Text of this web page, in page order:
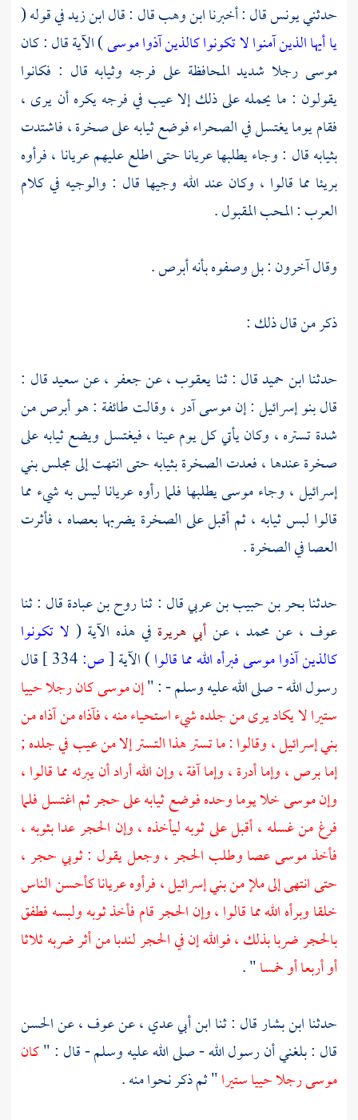
حدثنييونسقال : أخبرناابن وهبقال : قالابن زيدفي قوله (
يا أيها الذين آمنوا لا تكونوا كالذين آذوا موسى) الآية قال : كان
موسى رجلا شديد المحافظة على فرجه وثيابه قال : فكانوا
يقولون : ما يحمله على ذلك إلا عيب في فرجه يكره أن يرى ،
فقام يوما يغتسل في الصحراء فوضع ثيابه على صخرة ، فاشتدت
بثيابه قال : وجاء يطلبها عريانا حتى اطلع عليهم عريانا ، فرأوه
بريئا مما قالوا ، وكان عند الله وجيها قال : والوجيه في كلام
العرب : المحب المقبول .
وقال آخرون : بل وصفوه بأنه أبرص .
ذكر من قال ذلك :
حدثناابن حميدقال : ثنايعقوب ،عنجعفر ،عن سعيد قال :
قالبنو إسرائيل: إنموسىآدر ، وقالت طائفة : هو أبرص من
شدة تستره ، وكان يأتي كل يوم عينا ، فيغتسل ويضع ثيابه على
صخرة عندها ، فعدت الصخرة بثيابه حتى انتهت إلى مجلسبني
إسرائيل، وجاءموسىيطلبها فلما رأوه عريانا ليس به شيء مما
قالوا لبس ثيابه ، ثم أقبل على الصخرة يضربها بعصاه ، فأثرت
العصا في الصخرة .
حدثنابحر بن حبيب بن عربيقال : ثناروح بن عبادةقال : ثنا
عوف ، عن محمد ،عنأبي هريرة في هذه الآية ( لا تكونوا
كالذين آذوا موسى فبرأه الله مما قالوا) الآية[ص:
قال
رسول الله - صلى الله عليه وسلم - : "إنموسىكان رجلا حييا
ستيرا لا يكاد يرى من جلده شيء استحياء منه ، فآذاه من آذاه من
بني إسرائيل ، وقالوا : ما تستر هذا التستر إلا من عيب في جلده ;
إما برص ، وإما أدرة ، وإما آفة ، وإن الله أراد أن يبرئه مما قالوا ،
وإنموسىخلا يوما وحده فوضع ثيابه على حجر ثم اغتسل فلما
فرغ من غسله ، أقبل على ثوبه ليأخذه ، وإن الحجر عدا بثوبه ،
فأخذموسىعصا وطلب الحجر ، وجعل يقول : ثوبي حجر ،
حتى انتهى إلى ملإ من بني إسرائيل ، فرأوه عريانا كأحسن الناس
خلقا وبرأه الله مما قالوا ، وإن الحجر قام فأخذ ثوبه ولبسه فطفق
بالحجر ضربا بذلك ، فوالله إن في الحجر لندبا من أثر ضربه ثلاثا
أو أربعا أو خمسا" .
حدثناابن بشارقال : ثناابن أبي عدي ،عنعوف ،عنالحسن
قال : بلغني أن رسول الله - صلى الله عليه وسلم - قال : "كان
موسىرجلا حييا ستيرا" ثم ذكر نحوا منه .